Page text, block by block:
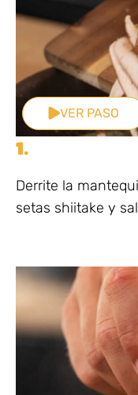
VER PASO
1.
Derrite la
setas shiitake y